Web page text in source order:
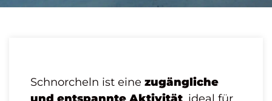
Schnorcheln ist eine zugängliche